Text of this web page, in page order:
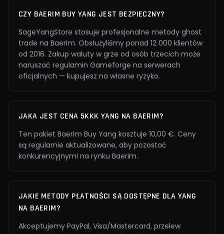
CZY BAERIM BUY YANG JEST BEZPIECZNY?
SageYangStore stosuje profesjonalne metody ghost
trade na Baerim. Obsłużyliśmy ponad 12 000 klientów
od 2016. Zakup waluty w grze od osób trzecich może
naruszać regulamin Gameforge na serwerach
oficjalnych — kupujesz na własne ryzyko.
JAKA JEST CENA 5KKK YANG NA BAERIM?
Ten pakiet Baerim Buy Yang kosztuje 10,00 €. Ceny
są regularnie aktualizowane, aby pozostać
konkurencyjnymi na rynku Baerim.
JAKIE METODY PŁATNOŚCI SĄ DOSTĘPNE DLA YANG
NA BAERIM?
Akceptujemy PayPal, Visa/Mastercard, przelew